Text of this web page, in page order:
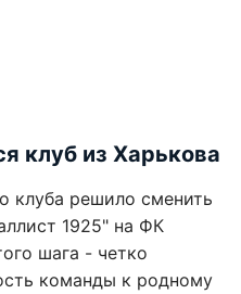
клуб из Харькова
клуба решило сменить
1925" на ФК
шага - четко
команды к родному